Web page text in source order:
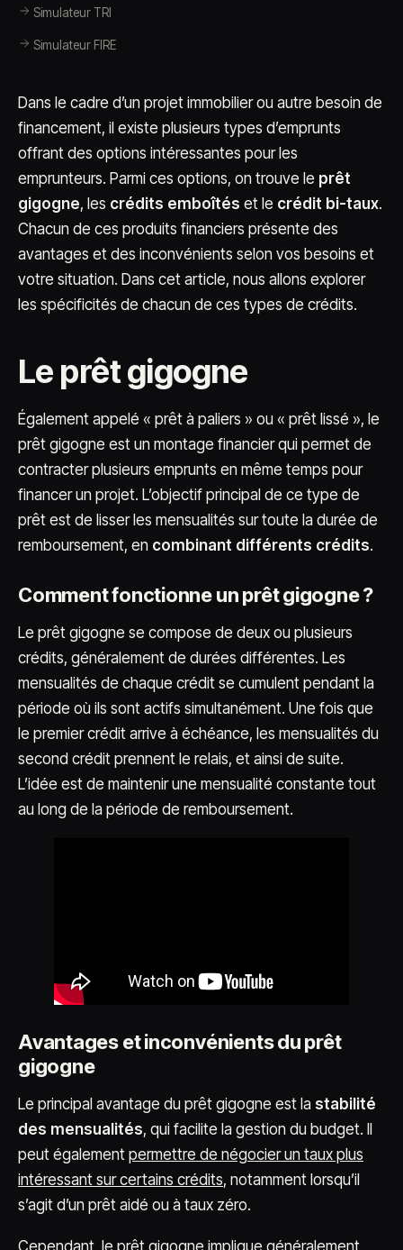
Simulateur TRI
Simulateur FIRE
Dans le cadre d’un projet immobilier ou autre besoin de
financement, il existe plusieurs types d’emprunts
offrant des options intéressantes pour les
emprunteurs. Parmi ces options, on trouve le prêt
gigogne, les crédits emboîtés et le crédit bi-taux.
Chacun de ces produits financiers présente des
avantages et des inconvénients selon vos besoins et
votre situation. Dans cet article, nous allons explorer
les spécificités de chacun de ces types de crédits.
Le prêt gigogne
Également appelé « prêt à paliers » ou « prêt lissé », le
prêt gigogne est un montage financier qui permet de
contracter plusieurs emprunts en même temps pour
financer un projet. L’objectif principal de ce type de
prêt est de lisser les mensualités sur toute la durée de
remboursement, en combinant différents crédits.
Comment fonctionne un prêt gigogne ?
Le prêt gigogne se compose de deux ou plusieurs
crédits, généralement de durées différentes. Les
mensualités de chaque crédit se cumulent pendant la
période où ils sont actifs simultanément. Une fois que
le premier crédit arrive à échéance, les mensualités du
second crédit prennent le relais, et ainsi de suite.
L’idée est de maintenir une mensualité constante tout
au long de la période de remboursement.
Avantages et inconvénients du prêt
gigogne
Le principal avantage du prêt gigogne est la stabilité
des mensualités, qui facilite la gestion du budget. Il
peut également permettre de négocier un taux plus
intéressant sur certains crédits, notamment lorsqu’il
s’agit d’un prêt aidé ou à taux zéro.
Cependant, le prêt gigogne implique généralement